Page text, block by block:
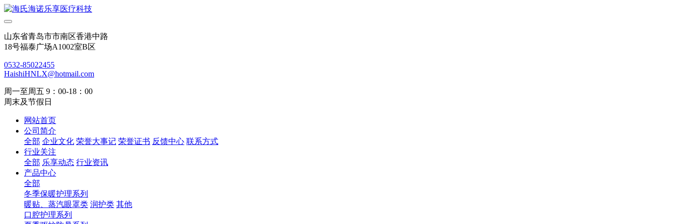
山东省青岛市市南区香港中路
18号福泰广场A1002室B区
0532-85022455
HaishiHNLX@hotmail.com
周一至周五 9：00-18：00
周末及节假日
网站首页
公司简介
全部 企业文化 荣誉大事记 荣誉证书 反馈中心 联系方式
行业关注
全部 乐享动态 行业资讯
产品中心
全部
冬季保暖护理系列
暖贴、蒸汽眼罩类 润护类 其他
口腔护理系列